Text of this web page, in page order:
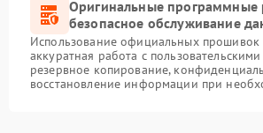
Оригинальные программные
безопасное обслуживание
Использование официальных прошивок
аккуратная работа с
резервное копирование,
восстановление информации при